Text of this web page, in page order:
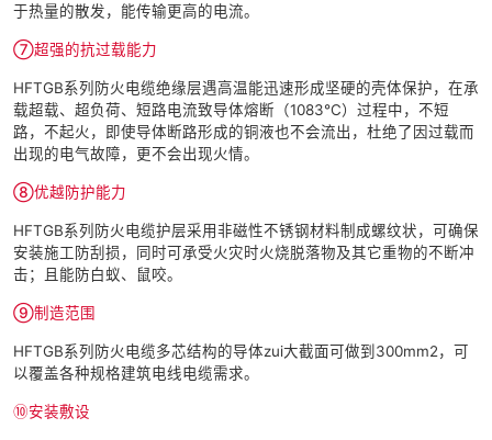
于热量的散发，能传输更高的电流。
⑦超强的抗过载能力
HFTGB系列防火电缆绝缘层遇高温能迅速形成坚硬的壳体保护，在承
载超载、超负荷、短路电流致导体熔断（1083℃）过程中，不短
路，不起火，即使导体断路形成的铜液也不会流出，杜绝了因过载而
出现的电气故障，更不会出现火情。
⑧优越防护能力
HFTGB系列防火电缆护层采用非磁性不锈钢材料制成螺纹状，可确保
安装施工防刮损，同时可承受火灾时火烧脱落物及其它重物的不断冲
击；且能防白蚁、鼠咬。
⑨制造范围
HFTGB系列防火电缆多芯结构的导体zui大截面可做到300mm2，可
以覆盖各种规格建筑电线电缆需求。
⑩安装敷设